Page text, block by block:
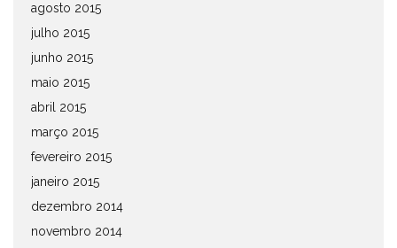
agosto 2015
julho 2015
junho 2015
maio 2015
abril 2015
março 2015
fevereiro 2015
janeiro 2015
dezembro 2014
novembro 2014